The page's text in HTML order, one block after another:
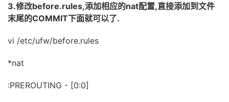
3.修改before.rules,添加相应的nat配置,直接添加到文件
末尾的COMMIT下面就可以了.
vi /etc/ufw/before.rules
*nat
:PREROUTING - [0:0]